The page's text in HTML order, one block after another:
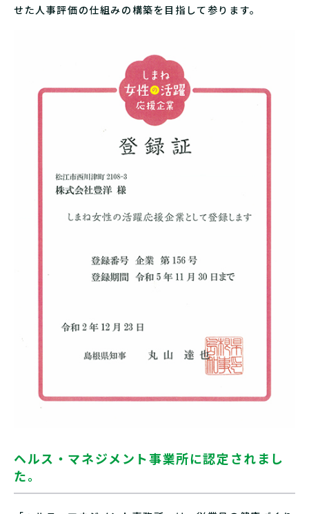
せた人事評価の仕組みの構築を目指して参ります。
ヘルス・マネジメント事業所に認定されまし
た。